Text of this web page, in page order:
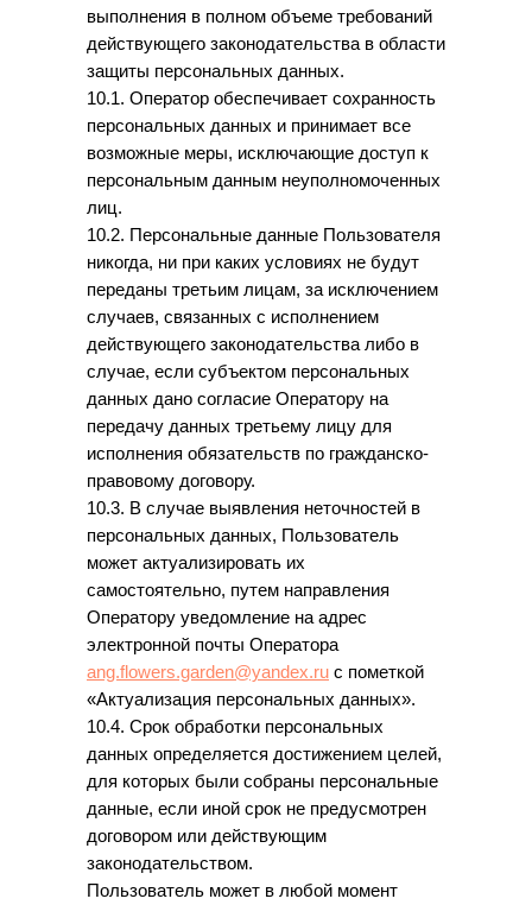
выполнения в полном объеме требований
действующего законодательства в области
защиты персональных данных.
10.1. Оператор обеспечивает сохранность
персональных данных и принимает все
возможные меры, исключающие доступ к
персональным данным неуполномоченных
лиц.
10.2. Персональные данные Пользователя
никогда, ни при каких условиях не будут
переданы третьим лицам, за исключением
случаев, связанных с исполнением
действующего законодательства либо в
случае, если субъектом персональных
данных дано согласие Оператору на
передачу данных третьему лицу для
исполнения обязательств по гражданско-
правовому договору.
10.3. В случае выявления неточностей в
персональных данных, Пользователь
может актуализировать их
самостоятельно, путем направления
Оператору уведомление на адрес
электронной почты Оператора
ang.flowers.garden@yandex.ru с пометкой
«Актуализация персональных данных».
10.4. Срок обработки персональных
данных определяется достижением целей,
для которых были собраны персональные
данные, если иной срок не предусмотрен
договором или действующим
законодательством.
Пользователь может в любой момент